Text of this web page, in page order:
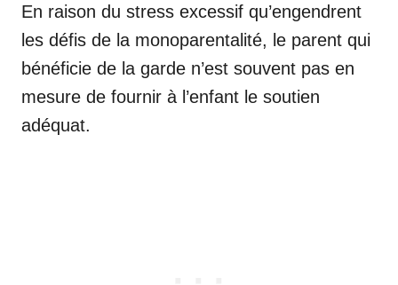
En raison du stress excessif qu’engendrent
les défis de la monoparentalité, le parent qui
bénéficie de la garde n’est souvent pas en
mesure de fournir à l’enfant le soutien
adéquat.